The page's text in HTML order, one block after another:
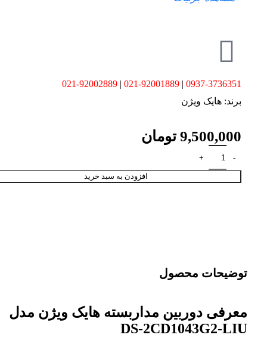
0937-3736351
021-92001889
021-92002889
برند: هایک ویژن
9,500,000 تومان
افزودن به سبد خرید
توضیحات محصول
معرفی دوربین مداربسته هایک ویژن مدل
DS-2CD1043G2-LIU